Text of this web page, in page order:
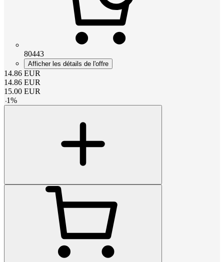
80443
Afficher les détails de l'offre
14.86 EUR
14.86 EUR
15.00 EUR
-1%